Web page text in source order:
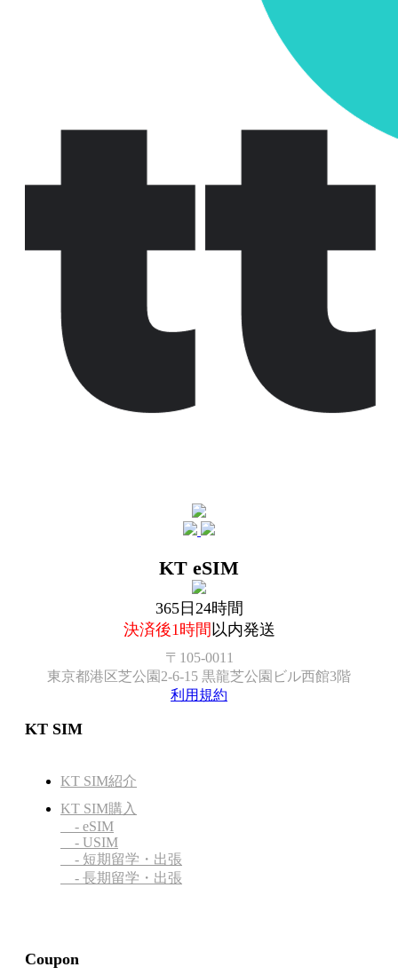
KT eSIM
365日24時間
決済後1時間 以内発送
〒105-0011
東京都港区芝公園2-6-15 黒龍芝公園ビル西館3階
利用規約
KT SIM
KT SIM紹介
KT SIM購入
- eSIM
- USIM
- 短期留学・出張
- 長期留学・出張
Coupon